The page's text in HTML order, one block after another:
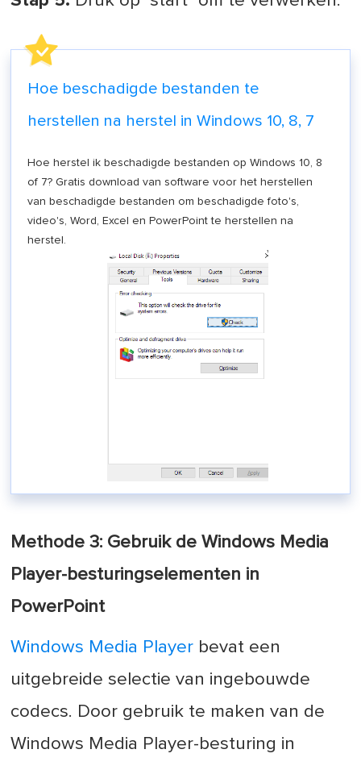
Hoe beschadigde bestanden te
herstellen na herstel in Windows 10, 8, 7
Hoe herstel ik beschadigde bestanden op Windows 10, 8
of 7? Gratis download van software voor het herstellen
van beschadigde bestanden om beschadigde foto's,
video's, Word, Excel en PowerPoint te herstellen na
herstel.
Methode 3: Gebruik de Windows Media
Player-besturingselementen in
PowerPoint
Windows Media Player bevat een
uitgebreide selectie van ingebouwde
codecs. Door gebruik te maken van de
Windows Media Player-besturing in